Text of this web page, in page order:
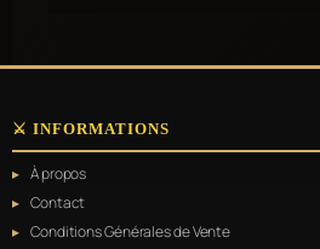
⚔️ INFORMATIONS
À propos
Contact
Conditions Générales de Vente